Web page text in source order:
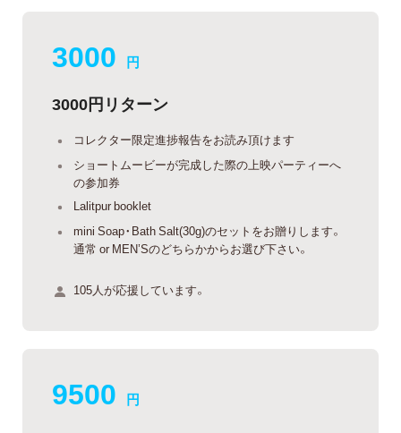
3000 円
3000円リターン
コレクター限定進捗報告をお読み頂けます
ショートムービーが完成した際の上映パーティーへ
の参加券
Lalitpur booklet
mini Soap・Bath Salt(30g)のセットをお贈りします。
通常 or MEN’Sのどちらかからお選び下さい。
105人が応援しています。
9500 円